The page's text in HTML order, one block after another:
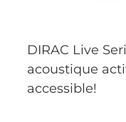
DIRAC Live
acoustique
accessible!